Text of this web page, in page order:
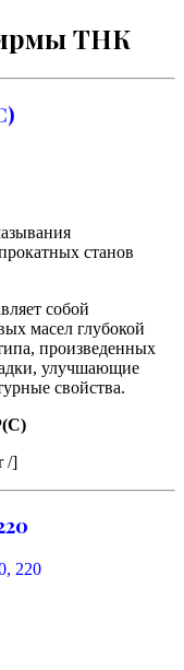
ТНК
станов
собой
масел глубокой
произведенных
улучшающие
свойства.
/]